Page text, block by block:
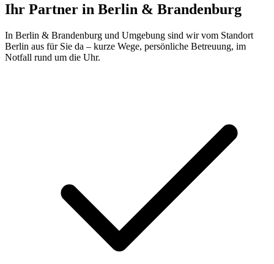
Ihr Partner in Berlin & Brandenburg
In Berlin & Brandenburg und Umgebung sind wir vom Standort
Berlin aus für Sie da – kurze Wege, persönliche Betreuung, im
Notfall rund um die Uhr.